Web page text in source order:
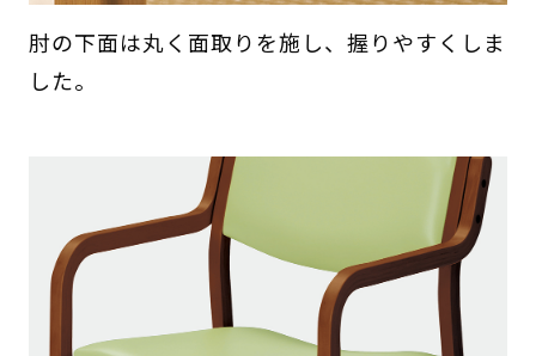
肘の下面は丸く面取りを施し、握りやすくしま
した。